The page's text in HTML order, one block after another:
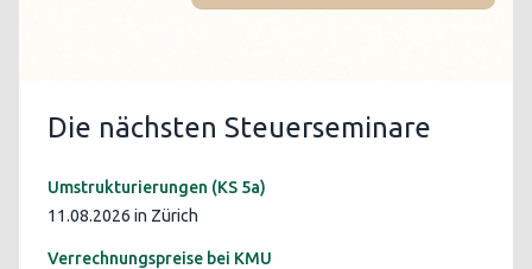
Die nächsten Steuerseminare
Umstrukturierungen (KS 5a)
11.08.2026 in Zürich
Verrechnungspreise bei KMU